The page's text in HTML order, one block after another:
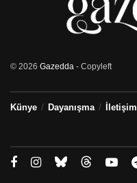
© 2026 Gazedda - Copyleft
Künye Dayanışma İletişim